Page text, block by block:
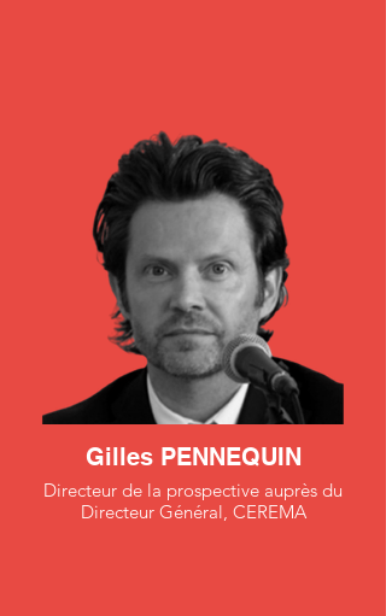
Gilles PENNEQUIN
Directeur de la prospective auprès du
Directeur Général, CEREMA